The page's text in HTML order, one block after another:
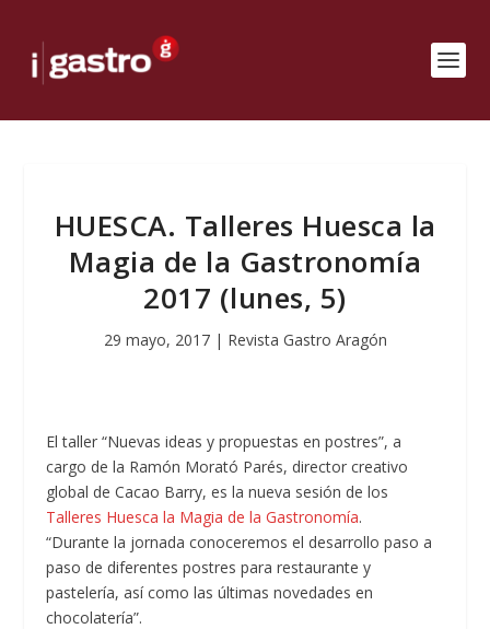
HUESCA. Talleres Huesca la
Magia de la Gastronomía
2017 (lunes, 5)
29 mayo, 2017| Revista Gastro Aragón
El taller “Nuevas ideas y propuestas en postres”, a
cargo de la Ramón Morató Parés, director creativo
global de Cacao Barry, es la nueva sesión de los
Talleres Huesca la Magia de la Gastronomía.
“Durante la jornada conoceremos el desarrollo paso a
paso de diferentes postres para restaurante y
pastelería, así como las últimas novedades en
chocolatería”.